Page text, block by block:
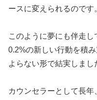
ースに変えられるのです
このように夢にも伴走
0.2%の新しい行動を積
よらない形で結実しまし
カウンセラーとして長